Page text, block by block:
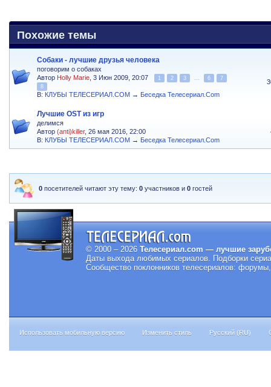
Похожие темы
Собаки - лучшие друзья человека
поговорим о собаках
Автор Holly Marie , 3 Июн 2009, 20:07 1 2 3 ... 6
7
8
В: КЛУБЫ ТЕЛЕСЕРИАЛ.COM → Беседка Телесериал.Com
Лучшие OST из игр
делимся
Автор(anti)killer, 26 мая 2016, 22:00
В: КЛУБЫ ТЕЛЕСЕРИАЛ.COM → Беседка Телесериал.Com
0 посетителей читают эту тему:0 участников и0 гостей
© 2000 – 2026 Телесериал.com — лучшие
Даты выхода любимых сериалов. Подборки
Сообщество поклонников телесериалов:
Использовать мобильную версию Изменить стиль Русский (RU)